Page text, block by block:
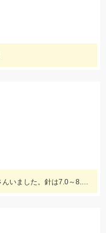
今年も遡上が良く、小さな鮎もたくさんいました。針は7.0～8.0を用意しておいた方がいいと思います。油断をすると23㎝クラスが掛かります チャラ瀬なども見逃さずにオトリを通してみましょう♪